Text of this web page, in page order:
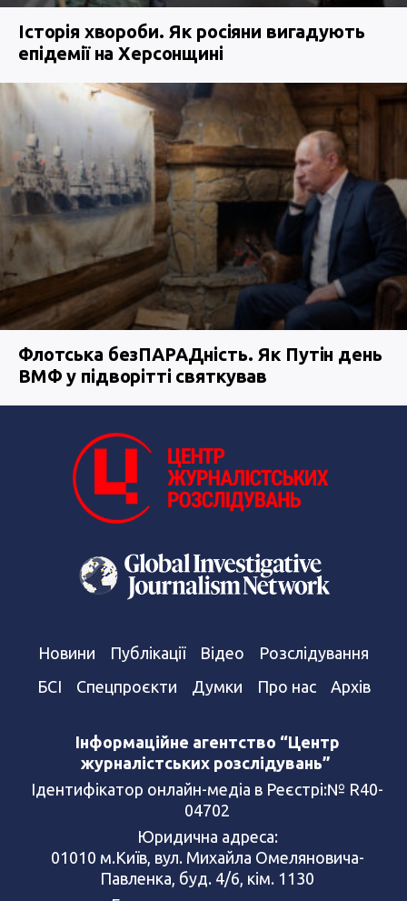
Історія хвороби. Як росіяни вигадують
епідемії на Херсонщині
Флотська безПАРАДність. Як Путін день
ВМФ у підворітті святкував
Новини Публікації Відео
Розслідування
БСІ
Спецпроєкти Думки Про нас Архів
Інформаційне агентство “Центр
журналістських розслідувань”
Ідентифікатор онлайн-медіа в Реєстрі:№ R40-
04702
Юридична адреса:
01010 м.Київ, вул. Михайла Омеляновича-
Павленка, буд. 4/6, кім. 1130